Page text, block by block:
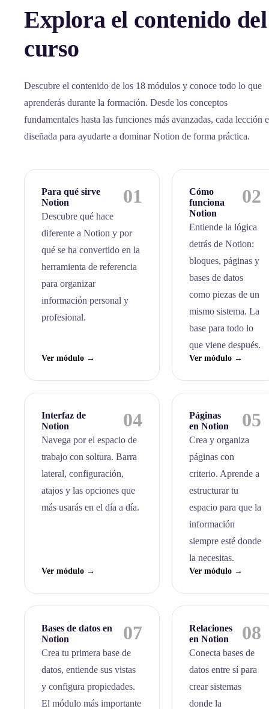
Explora el contenido del
curso
Descubre el contenido de los 18 módulos y conoce todo lo que
aprenderás durante la formación. Desde los conceptos
fundamentales hasta las funciones más avanzadas, cada lección
diseñada para ayudarte a dominar Notion de forma práctica.
Para qué sirve
Notion
01
Descubre qué hace
diferente a Notion y por
qué se ha convertido en la
herramienta de referencia
para organizar
información personal y
profesional.
Ver módulo →
Cómo
funciona
Notion
02
Entiende la lógica
detrás de Notion:
bloques, páginas y
bases de datos
como piezas de un
mismo sistema. La
base para todo lo
que viene después.
Ver módulo →
Interfaz de
Notion
04
Navega por el espacio de
trabajo con soltura. Barra
lateral, configuración,
atajos y las opciones que
más usarás en el día a día.
Ver módulo →
Páginas
en Notion
05
Crea y organiza
páginas con
criterio. Aprende a
estructurar tu
espacio para que la
información
siempre esté donde
la necesitas.
Ver módulo →
Bases de datos en
Notion
07
Crea tu primera base de
datos, entiende sus vistas
y configura propiedades.
El módulo más importante
Relaciones
en Notion
08
Conecta bases de
datos entre sí para
crear sistemas
donde la